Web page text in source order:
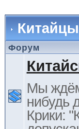
Китайцы
Форум
Мы
нибудь
Крики: